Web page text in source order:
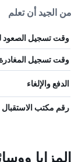
من الجيد أن تعلم
وقت تسجيل الصعود
وقت تسجيل المغادرة
الدفع والإلغاء
رقم مكتب الاستقبال
المزايا